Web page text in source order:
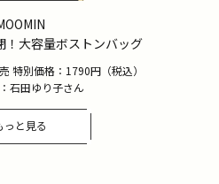
！大容量ボストンバッグ
特別価格：1790円（税込）
石田ゆり子さん
っと見る